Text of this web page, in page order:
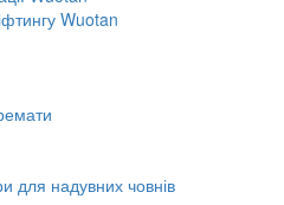
Wuotan
для надувних човнів